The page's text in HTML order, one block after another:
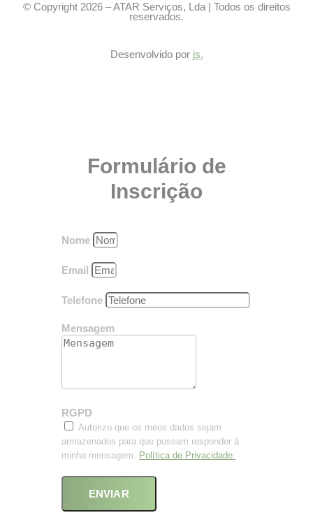
© Copyright 2026 – ATAR Serviços, Lda | Todos os direitos
reservados.
Desenvolvido por js.
Formulário de
Inscrição
Nome
Email
Telefone
Mensagem
RGPD
Autorizo que os meus dados sejam
armazenados para que possam responder à
minha mensagem.
Política de Privacidade.
ENVIAR